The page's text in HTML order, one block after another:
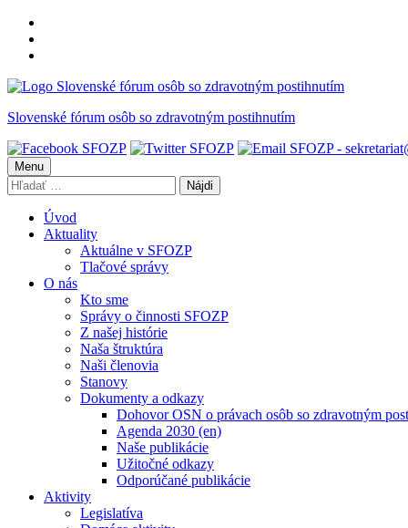
obsah
pätičku
Slovenské fórum osôb so zdravotným postihnutím
Menu
Hľadať:
Úvod
Aktuality
Aktuálne v SFOZP
Tlačové správy
O nás
Kto sme
Správy o činnosti SFOZP
Z našej histórie
Naša štruktúra
Naši členovia
Stanovy
Dokumenty a odkazy
Dohovor OSN o právach osôb so zdravotným
Agenda 2030 (en)
Naše publikácie
Užitočné odkazy
Odporúčané publikácie
Aktivity
Legislatíva